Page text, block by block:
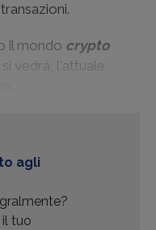
il mondo crypto
vedrà, l'attuale
agli
tuo